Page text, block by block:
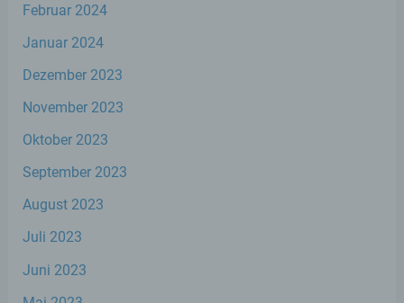
Februar 2024
Januar 2024
Dezember 2023
November 2023
Oktober 2023
September 2023
August 2023
Juli 2023
Juni 2023
werden, um bestimmte persönliche
Aspekte, die sich auf eine natürliche Person
beziehen, zu bewerten, insbesondere, um
Aspekte bezüglich Arbeitsleistung,
wirtschaftlicher Lage, Gesundheit,
persönlicher Vorlieben, Interessen,
oder Ortswechsel dieser natürlichen Person
f) Pseudonymisierung
personenbezogener Daten in einer Weise,